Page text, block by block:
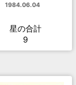
1984.06.04
星の合計
9